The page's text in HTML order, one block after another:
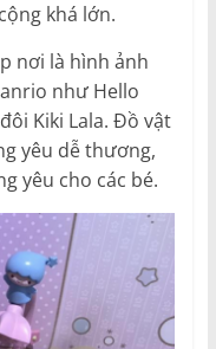
khá lớn.
nơi là hình ảnh
như Hello
Kiki Lala. Đồ vật
yêu dễ thương,
yêu cho các bé.